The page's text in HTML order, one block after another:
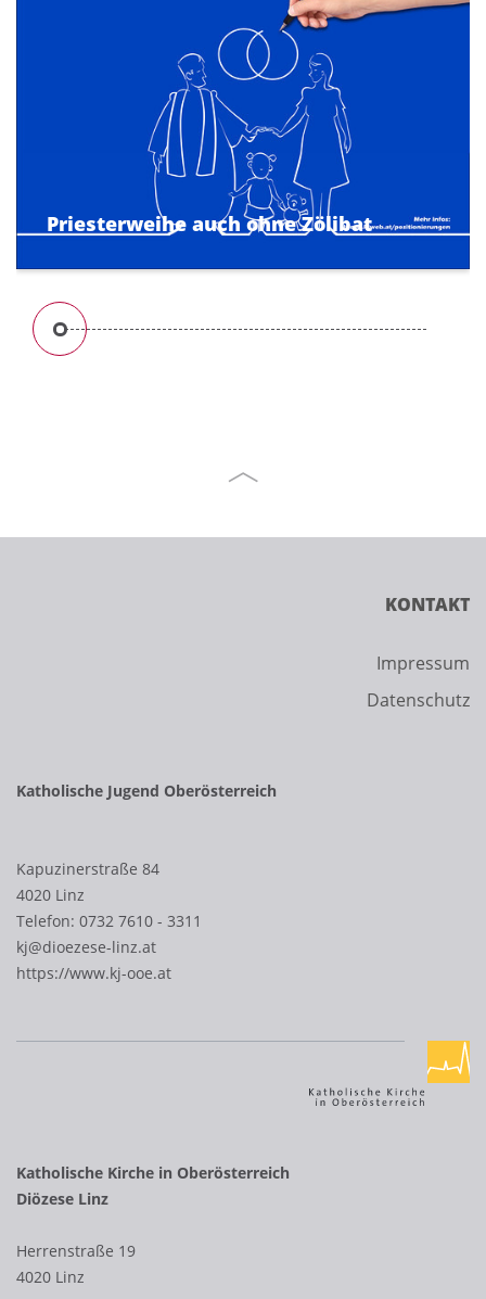
Priesterweihe auch ohne Zölibat
KONTAKT
Impressum
Datenschutz
Katholische Jugend Oberösterreich
Kapuzinerstraße 84
4020 Linz
Telefon: 0732 7610 - 3311
kj@dioezese-linz.at
https://www.kj-ooe.at
Katholische Kirche in Oberösterreich
Diözese Linz
Herrenstraße 19
4020 Linz